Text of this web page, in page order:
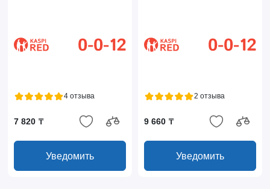
4 отзыва
7 820 ₸
Уведомить
2 отзыва
9 660 ₸
Уведомить